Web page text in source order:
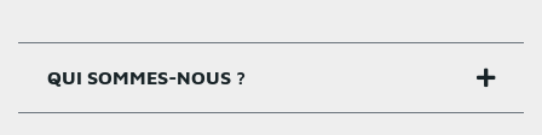
QUI SOMMES-NOUS ?